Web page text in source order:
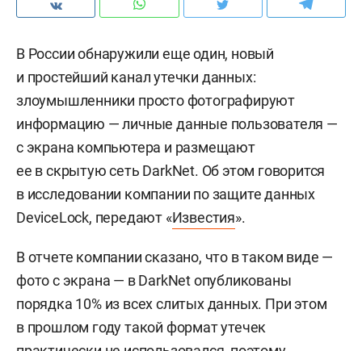
В России обнаружили еще один, новый
и простейший канал утечки данных:
злоумышленники просто фотографируют
информацию — личные данные пользователя —
с экрана компьютера и размещают
ее в скрытую сеть DarkNet. Об этом говорится
в исследовании компании по защите данных
DeviceLock, передают «Известия».
В отчете компании сказано, что в таком виде —
фото с экрана — в DarkNet опубликованы
порядка 10% из всех слитых данных. При этом
в прошлом году такой формат утечек